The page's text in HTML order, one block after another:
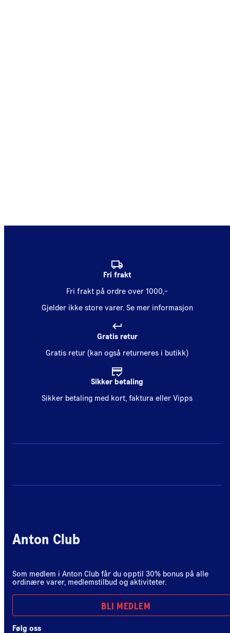
Fri frakt
Fri frakt på ordre over 1000,-
Gjelder ikke store varer. Se mer informasjon
Gratis retur
Gratis retur (kan også returneres i butikk)
Sikker betaling
Sikker betaling med kort, faktura eller Vipps
Anton Club
Som medlem i Anton Club får du opptil 30% bonus på alle
ordinære varer, medlemstilbud og aktiviteter.
BLI MEDLEM
Følg oss